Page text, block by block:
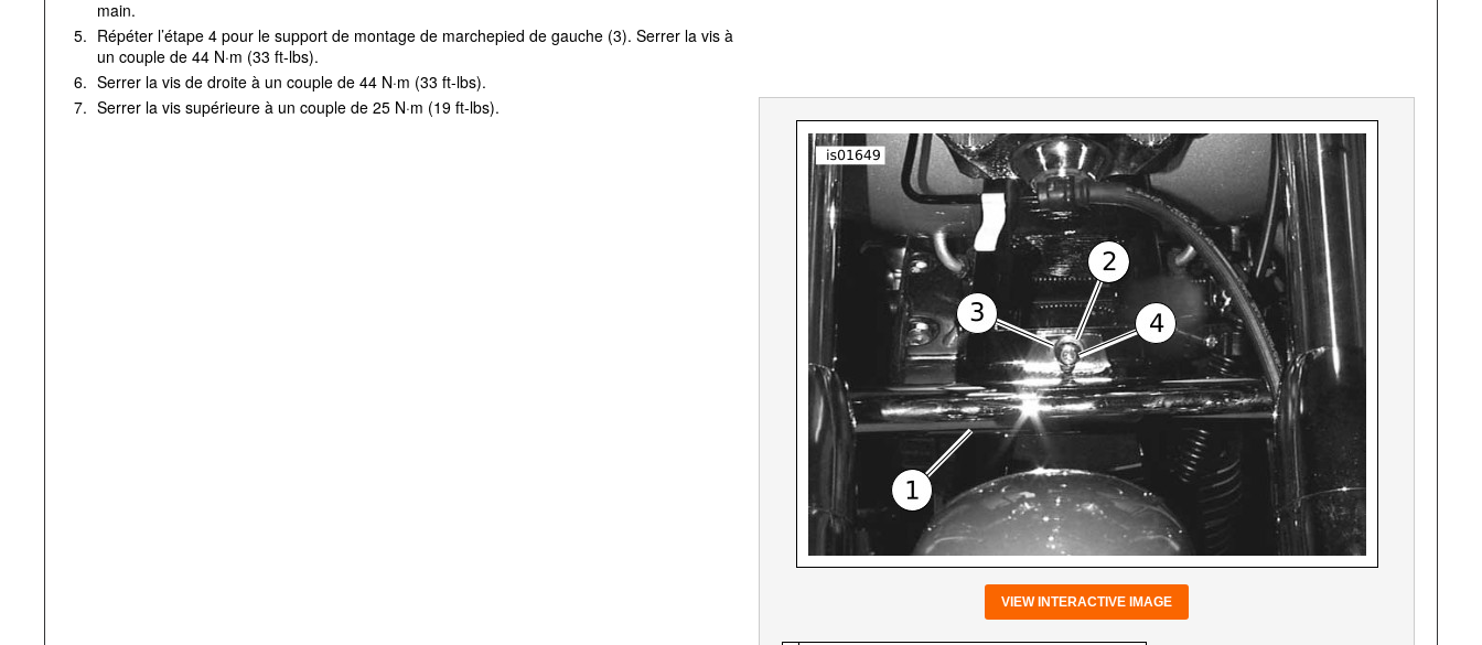
main.
5. Répéter l’étape 4 pour le support de montage de marchepied de gauche (3). Serrer la vis à
un couple de 44 N·m (33 ft-lbs).
6. Serrer la vis de droite à un couple de 44 N·m (33 ft-lbs).
7. Serrer la vis supérieure à un couple de 25 N·m (19 ft-lbs).
VIEW INTERACTIVE IMAGE